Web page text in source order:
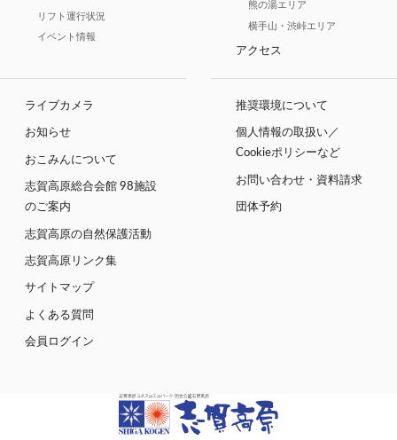
リフト運行状況
イベント情報
熊の湯エリア
横手山・渋峠エリア
アクセス
ライブカメラ
お知らせ
おこみんについて
志賀高原総合会館 98施設
のご案内
志賀高原の自然保護活動
志賀高原リンク集
サイトマップ
よくある質問
会員ログイン
推奨環境について
個人情報の取扱い／
Cookieポリシーなど
お問い合わせ・資料請求
団体予約